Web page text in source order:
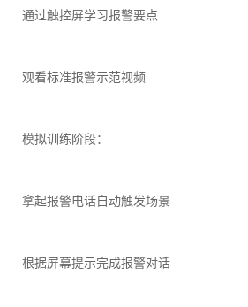
通过触控屏学习报警要点
观看标准报警示范视频
模拟训练阶段：
拿起报警电话自动触发场景
根据屏幕提示完成报警对话